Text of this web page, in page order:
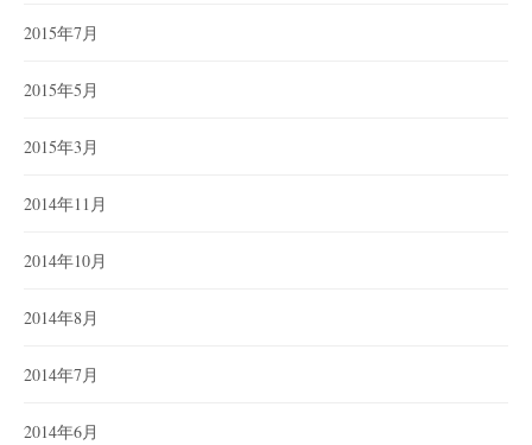
2015年7月
2015年5月
2015年3月
2014年11月
2014年10月
2014年8月
2014年7月
2014年6月